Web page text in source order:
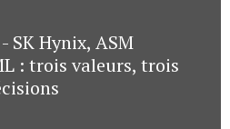
SK Hynix, ASM
: trois valeurs, trois